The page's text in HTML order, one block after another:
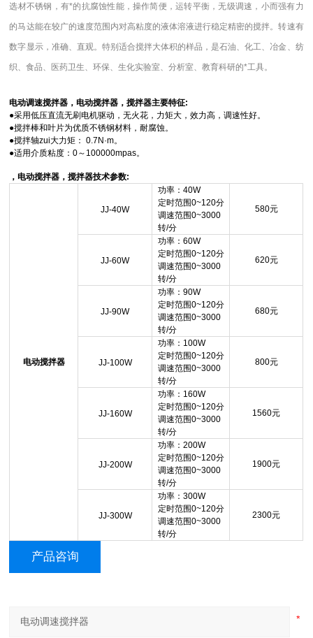
选材不锈钢，有*的抗腐蚀性能，操作简便，运转平衡，无级调速，小而强有力
的马达能在较广的速度范围内对高粘度的液体溶液进行稳定精密的搅拌。转速有
数字显示，准确、直观。特别适合搅拌大体积的样品，是石油、化工、冶金、纺
织、食品、医药卫生、环保、生化实验室、分析室、教育科研的*工具。
电动调速搅拌器，电动搅拌器，搅拌器主要特征:
●采用低压直流无刷电机驱动，无火花，力矩大，效力高，调速性好。
●搅拌棒和叶片为优质不锈钢材料，耐腐蚀。
●搅拌轴zui大力矩： 0.7N·m。
●适用介质粘度：0～100000mpas。
，电动搅拌器，搅拌器技术参数:
电动搅拌器
JJ-40W
功率：40W
定时范围0~120分
调速范围0~3000
转/分
580元
JJ-60W
功率：60W
定时范围0~120分
调速范围0~3000
转/分
620元
JJ-90W
功率：90W
定时范围0~120分
调速范围0~3000
转/分
680元
JJ-100W
功率：100W
定时范围0~120分
调速范围0~3000
转/分
800元
JJ-160W
功率：160W
定时范围0~120分
调速范围0~3000
转/分
1560元
JJ-200W
功率：200W
定时范围0~120分
调速范围0~3000
转/分
1900元
JJ-300W
功率：300W
定时范围0~120分
调速范围0~3000
转/分
2300元
产品咨询